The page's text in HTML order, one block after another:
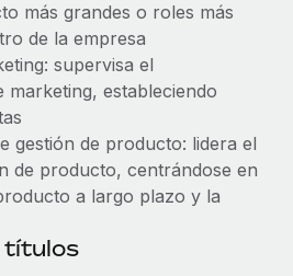
más grandes o roles más
de la empresa
supervisa el
marketing, estableciendo
gestión de producto: lidera el
de producto, centrándose en
a largo plazo y la
títulos